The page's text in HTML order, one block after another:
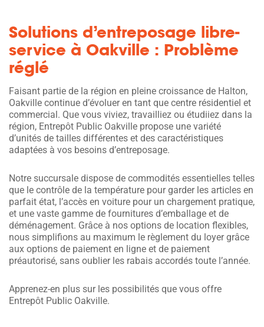
Solutions d’entreposage libre-
service à Oakville : Problème
réglé
Faisant partie de la région en pleine croissance de Halton,
Oakville continue d’évoluer en tant que centre résidentiel et
commercial. Que vous viviez, travailliez ou étudiiez dans la
région, Entrepôt Public Oakville propose une variété
d’unités de tailles différentes et des caractéristiques
adaptées à vos besoins d’entreposage.
Notre succursale dispose de commodités essentielles telles
que le contrôle de la température pour garder les articles en
parfait état, l’accès en voiture pour un chargement pratique,
et une vaste gamme de fournitures d’emballage et de
déménagement. Grâce à nos options de location flexibles,
nous simplifions au maximum le règlement du loyer grâce
aux options de paiement en ligne et de paiement
préautorisé, sans oublier les rabais accordés toute l’année.
Apprenez-en plus sur les possibilités que vous offre
Entrepôt Public Oakville.